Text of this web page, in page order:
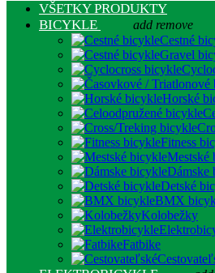
VŠETKY PRODUKTY
BICYKLE
add remove
Cestné
Gravel
Horské
Fitness
Mestské
Dámske
Detské
BMX
Kolobežky
Fatbike